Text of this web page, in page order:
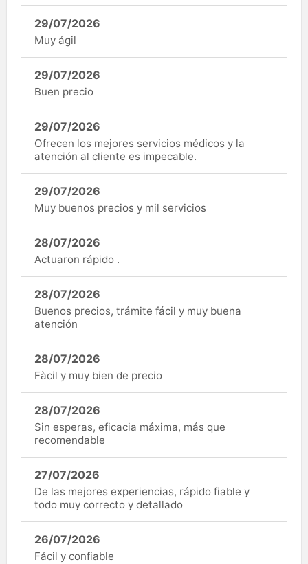
29/07/2026
Muy ágil
29/07/2026
Buen precio
29/07/2026
Ofrecen los mejores servicios médicos y la
atención al cliente es impecable.
29/07/2026
Muy buenos precios y mil servicios
28/07/2026
Actuaron rápido .
28/07/2026
Buenos precios, trámite fácil y muy buena
atención
28/07/2026
Fàcil y muy bien de precio
28/07/2026
Sin esperas, eficacia máxima, más que
recomendable
27/07/2026
De las mejores experiencias, rápido fiable y
todo muy correcto y detallado
26/07/2026
Fácil y confiable